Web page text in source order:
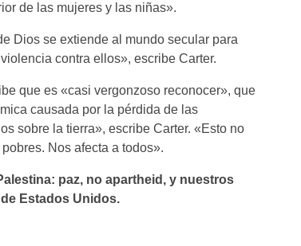
de las mujeres y las niñas».
Dios se extiende al mundo secular para
contra ellos», escribe Carter.
que es «casi vergonzoso reconocer», que
causada por la pérdida de las
sobre la tierra», escribe Carter. «Esto no
Nos afecta a todos».
paz, no apartheid, y nuestros
Estados Unidos.